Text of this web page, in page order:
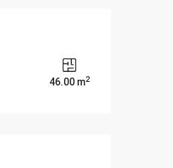
46.00 m2